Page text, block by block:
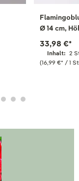
Ø 14 cm,
Inhalt: 2
(16,99 €* / 1
33,98 €*